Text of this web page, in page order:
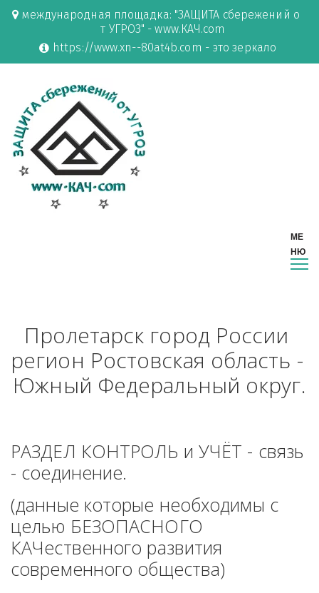
международная площадка: "ЗАЩИТА сбережений о
т УГРОЗ" - www.КАЧ.com
https://www.xn--80at4b.com - это зеркало
Пролетарск город России
регион Ростовская область -
Южный Федеральный округ.
РАЗДЕЛ КОНТРОЛЬ и УЧЁТ - связь
- соединение.
(данные которые необходимы с
целью БЕЗОПАСНОГО
КАЧественного развития
современного общества)